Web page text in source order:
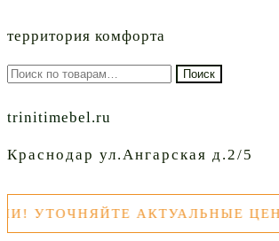
территория комфорта
Искать: Поиск
trinitimebel.ru
Краснодар ул.Ангарская д.2/5
УТОЧНЯЙТЕ АКТУАЛЬНЫЕ ЦЕНЫ